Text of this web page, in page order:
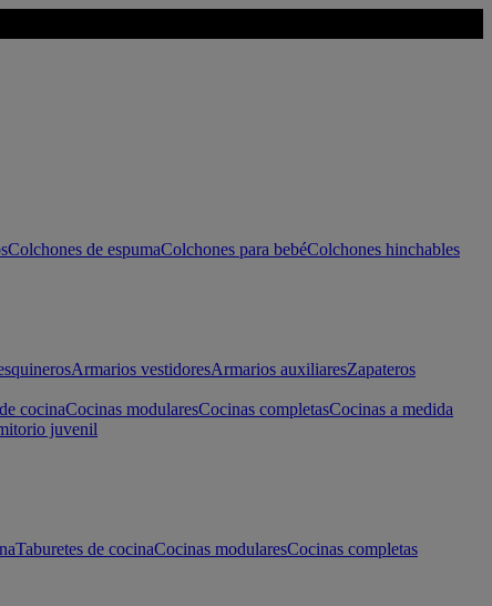
Colchones de espumaColchones para bebéColchones hinchables
Armarios vestidoresArmarios auxiliaresZapateros
cocinaCocinas modularesCocinas completasCocinas a medida
juvenil
Taburetes de cocinaCocinas modularesCocinas completas